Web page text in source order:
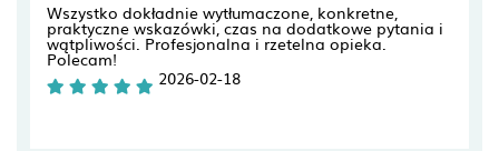
Wszystko dokładnie wytłumaczone, konkretne,
praktyczne wskazówki, czas na dodatkowe pytania i
wątpliwości. Profesjonalna i rzetelna opieka.
Polecam!
2026-02-18